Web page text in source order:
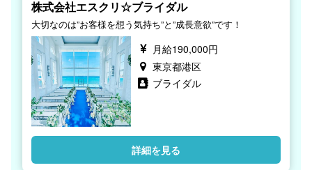
株式会社エスクリ☆ブライダル
大切なのは”お客様を想う気持ち”と”成長意欲”です！
月給190,000円
東京都港区
ブライダル
詳細を見る